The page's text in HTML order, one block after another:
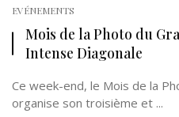
EVÉNEMENTS
Mois de la Photo du
Intense Diagonale
Ce week-end, le Mois de la
organise son troisième et ...